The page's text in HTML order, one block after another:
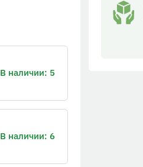
В наличии: 5
В наличии: 6